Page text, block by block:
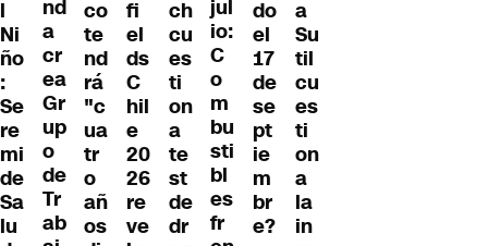
l
Ni
ño
:
Se
re
mi
de
Sa
lu
nd
a
cr
ea
Gr
up
o
de
Tr
ab
co
te
nd
rá
"c
ua
tr
o
añ
os
fi
el
ds
C
hil
e
20
26
re
ve
ch
cu
es
ti
on
a
te
st
de
dr
jul
io:
C
o
m
bu
sti
bl
es
fr
do
el
17
de
se
pt
ie
m
br
e?
a
Su
til
cu
es
ti
on
a
la
in